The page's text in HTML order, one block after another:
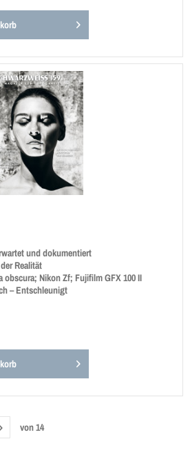
und dokumentiert
Realität
obscura; Nikon Zf; Fujifilm GFX 100 II
– Entschleunigt
von14